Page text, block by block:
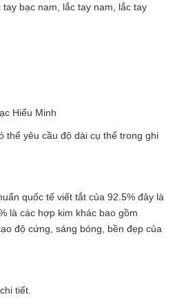
tay bạc nam lắc tay nam
lắc tay
Hiểu Minh
thể yêu cầu độ dài cụ thể trong ghi
quốc tế viết tắt của 92.5% đây là
là các hợp kim khác bao gồm
độ cứng, sáng bóng, bền đẹp của
tiết.